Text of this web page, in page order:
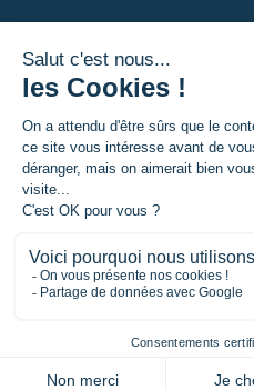
Empleo
Eskola Futura
Forma NAEN
TRANSFERMUGA-RREKIN
© Eurorégion Nouvelle-Aquitaine